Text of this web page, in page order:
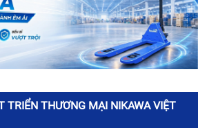
TRIỂN THƯƠNG MẠI NIKAWA VIỆT